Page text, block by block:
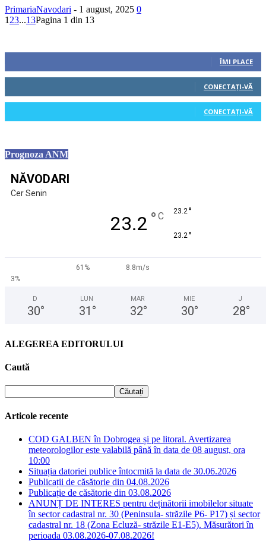
PrimariaNavodari - 1 august, 2025 0
1 23...13Pagina 1 din 13
ÎMI PLACE
0 Cititori
CONECTAȚI-VĂ
0 Cititori
CONECTAȚI-VĂ
Prognoza ANM
NĂVODARI
Cer Senin
23.2 ° C 23.2 °
23.2 °
61%
8.8m/s
3%
D
30°
LUN
31 °
MAR
32°
MIE
30°
J
28°
ALEGEREA EDITORULUI
Caută
Articole recente
COD GALBEN în Dobrogea și pe litoral. Avertizarea
meteorologilor este valabilă până în data de 08 august, ora
10:00
Situația datoriei publice întocmită la data de 30.06.2026
Publicații de căsătorie din 04.08.2026
Publicație de căsătorie din 03.08.2026
ANUNȚ DE INTERES pentru deținătorii imobilelor situate
în sector cadastral nr. 30 (Peninsula- străzile P6- P17) și sector
cadastral nr. 18 (Zona Ecluză- străzile E1-E5). Măsurători în
perioada 03.08.2026-07.08.2026!